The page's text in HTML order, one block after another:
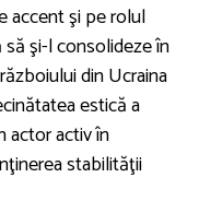
accent şi pe rolul
şi-l consolideze în
din Ucraina
estică a
actor activ în
stabilităţii